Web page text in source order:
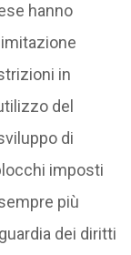
hanno
in
del
di
imposti
più
dei diritti